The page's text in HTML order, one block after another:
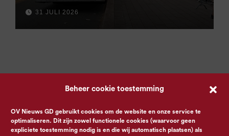
Beheer cookie toestemming
OV Nieuws GD gebruikt cookies om de website en onze service te
optimaliseren. Dit zijn zowel functionele cookies (waarvoor geen
expliciete toestemming nodig is en die wij automatisch plaatsen) als
31 JULI 2026